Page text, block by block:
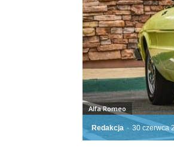
Redakcja - 30 czerwca
Alfa Romeo